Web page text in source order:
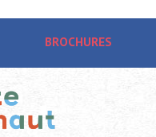
BROCHURES